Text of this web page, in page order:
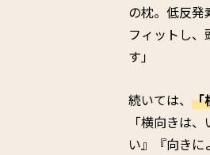
の枕。低反発
フィットし
す」
続いては、 「
「横向きは
い』『向きに